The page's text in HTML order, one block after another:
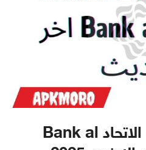
تحميل تطبيق بنك الاتحاد Bank al